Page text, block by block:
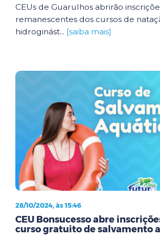
CEUs de Guarulhos abrirão
remanescentes dos cursos de
hidroginást... [saiba mais]
28/10/2024, às 15:46
CEU Bonsucesso abre
curso gratuito de salvamento